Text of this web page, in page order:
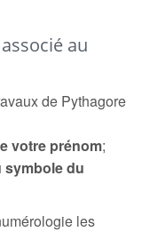
au
de Pythagore
votre prénom;
symbole du
les